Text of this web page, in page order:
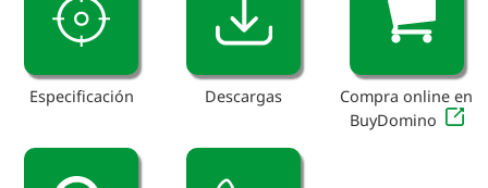
Especificación Descargas
Compra online en
BuyDomino